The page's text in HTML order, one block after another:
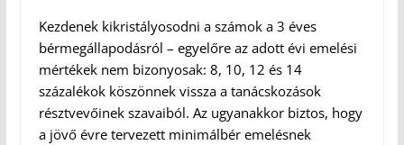
Kezdenek kikristályosodni a számok a 3 éves
bérmegállapodásról – egyelőre az adott évi emelési
mértékek nem bizonyosak: 8, 10, 12 és 14
százalékok köszönnek vissza a tanácskozások
résztvevőinek szavaiból. Az ugyanakkor biztos, hogy
a jövő évre tervezett minimálbér emelésnek